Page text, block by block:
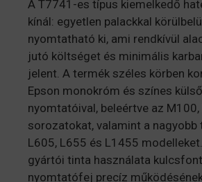
A T7741-es típus kiemelkedő
kínál: egyetlen palackkal
nyomtatható ki, ami rendkívül
jutó költséget és minimális
jelent. A termék széles körben
Epson monokróm és színes
nyomtatóival, beleértve az
sorozatokat, valamint a nagyobb
L605, L655 és L1455
gyártói tinta használata
nyomtatófej precíz